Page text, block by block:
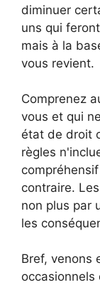
diminuer
uns qui
mais à la
vous revient.
Comprenez
vous et qui
état de droit
règles
contraire.
non plus par
les
Bref, venons
occasionnels